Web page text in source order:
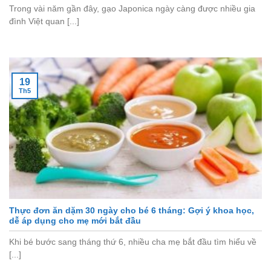
Trong vài năm gần đây, gạo Japonica ngày càng được nhiều gia
đình Việt quan [...]
Thực đơn ăn dặm 30 ngày cho bé 6 tháng: Gợi ý khoa học,
dễ áp dụng cho mẹ mới bắt đầu
Khi bé bước sang tháng thứ 6, nhiều cha mẹ bắt đầu tìm hiểu về
[...]
19
Th5